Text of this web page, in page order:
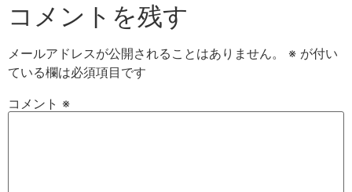
コメントを残す
メールアドレスが公開されることはありません。 ※ が付い
ている欄は必須項目です
コメント ※